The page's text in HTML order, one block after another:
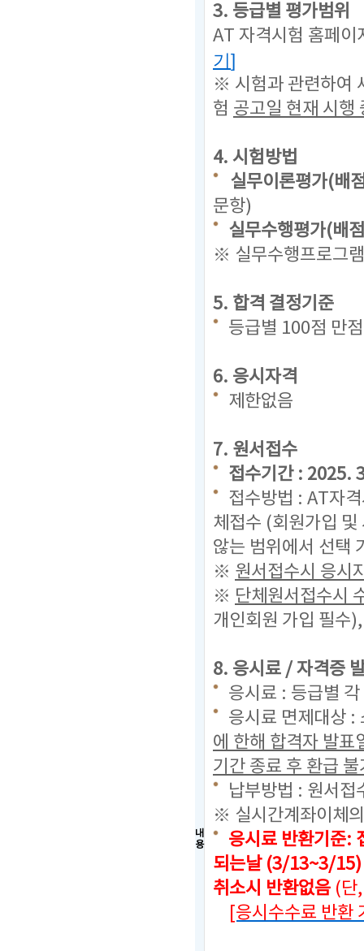
내
용
3. 등급별 평가범위
AT 자격시험 홈페
기]
※ 시험과 관련하여
험 공고일 현재 시행
4. 시험방법
실무이론평가(배
문항)
실무수행평가(배
※ 실무수행프로그
5. 합격 결정기준
등급별 100점 만
6. 응시자격
제한없음
7. 원서접수
접수기간 : 2025.
접수방법 : AT자
체접수 (회원가입 및
않는 범위에서 선택
※ 원서접수시 응시
※ 단체원서접수시
개인회원 가입 필수
8. 응시료 / 자격증
응시료 : 등급별
응시료 면제대상 :
에 한해 합격자 발표
기간 종료 후 환급
납부방법 : 원서접
※ 실시간계좌이체
응시료 반환기준:
되는날 (3/13~3/15)
취소시 반환없음 (단
[응시수수료 반환